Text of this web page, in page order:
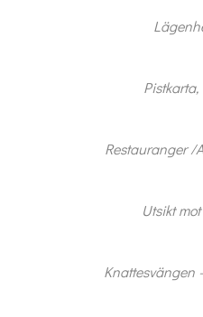
Restauranger /
Utsikt
Knattesvängen